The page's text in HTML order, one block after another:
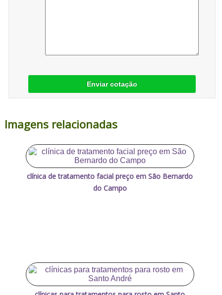
Enviar cotação
Imagens relacionadas
clínica de tratamento facial preço em São Bernardo
do Campo